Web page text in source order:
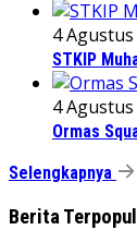
4 Agustus
STKIP
4 Agustus
Ormas
Selengkapnya
Berita